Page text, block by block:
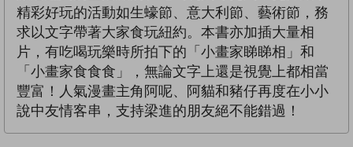
精彩好玩的活動如生蠔節、意大利節、藝術節，務
求以文字帶著大家食玩紐約。本書亦加插大量相
片，有吃喝玩樂時所拍下的「小畫家睇睇相」和
「小畫家食食食」，無論文字上還是視覺上都相當
豐富！人氣漫畫主角阿呢、阿貓和豬仔再度在小小
說中友情客串，支持梁進的朋友絕不能錯過！